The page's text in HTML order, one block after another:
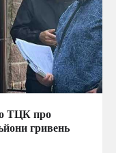
ТЦК про
гривень